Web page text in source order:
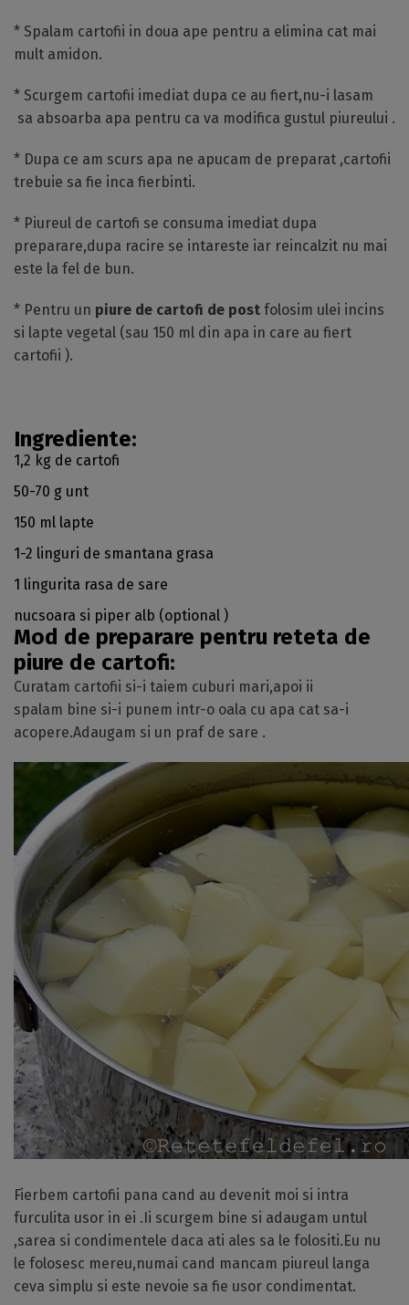
* Spalam cartofii in doua ape pentru a elimina cat mai
mult amidon.
* Scurgem cartofii imediat dupa ce au fiert,nu-i lasam
sa absoarba apa pentru ca va modifica gustul piureului .
* Dupa ce am scurs apa ne apucam de preparat ,cartofii
trebuie sa fie inca fierbinti.
* Piureul de cartofi se consuma imediat dupa
preparare,dupa racire se intareste iar reincalzit nu mai
este la fel de bun.
* Pentru un piure de cartofi de post folosim ulei incins
si lapte vegetal (sau 150 ml din apa in care au fiert
cartofii ).
Ingrediente:
1,2 kg de cartofi
50-70 g unt
150 ml lapte
1-2 linguri de smantana grasa
1 lingurita rasa de sare
nucsoara si piper alb (optional )
Mod de preparare pentru reteta de
piure de cartofi:
Curatam cartofii si-i taiem cuburi mari,apoi ii
spalam bine si-i punem intr-o oala cu apa cat sa-i
acopere.Adaugam si un praf de sare .
Fierbem cartofii pana cand au devenit moi si intra
furculita usor in ei .Ii scurgem bine si adaugam untul
,sarea si condimentele daca ati ales sa le folositi.Eu nu
le folosesc mereu,numai cand mancam piureul langa
ceva simplu si este nevoie sa fie usor condimentat.